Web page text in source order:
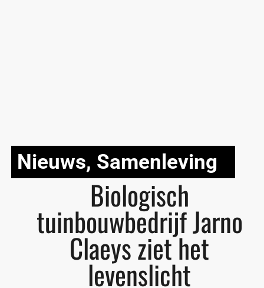
Nieuws, Samenleving
Biologisch
tuinbouwbedrijf Jarno
Claeys ziet het
levenslicht